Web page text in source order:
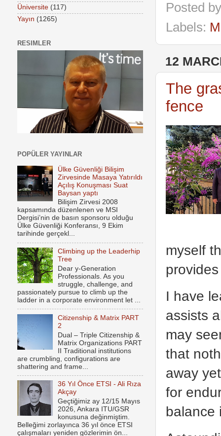
Posted
Labels:
12
The
fence
myself
I have
assists
may
that
away
for
balance
Üniversite (117)
Yayın (1265)
RESIMLER
POPÜLER YAYINLAR
Ülke Güvenliği Bilişim
Zirvesinde Masaya Yatırıldı
Açılış Konuşması Suat
Baysan yaptı
Bilişim Zirvesi 2008
kapsamında düzenlenen ve MSI
Dergisi’nin de basın sponsoru olduğu
Ülke Güvenliği Konferansı, 9 Ekim
tarihinde gerçekl...
Climbing up the Leaderhip
Tree
Dear y-Generation
Professionals. As you
struggle, challenge, and
passionately pursue to climb up the
ladder in a corporate environment let ...
Citizenship & Matrix PART
2
Dual – Triple Citizenship &
Matrix Organizations PART
II Traditional institutions
are crumbling, configurations are
shattering and frame...
36 Yıl Önce ETSI - Ali Rıza
Akçay
Geçtiğimiz ay 12/15 Mayıs
2026, Ankara ITU/GSR
konusuna değinmiştim.
Belleğimi zorlayınca 36 yıl önce ETSI
çalışmaları yeniden gözlerimin ön...